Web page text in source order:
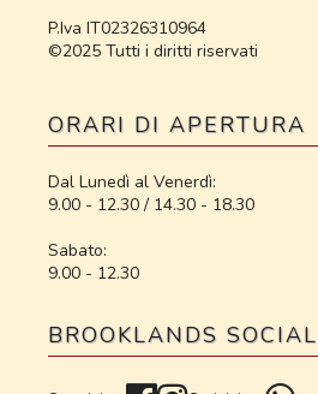
P.Iva IT02326310964
©2025 Tutti i diritti riservati
ORARI DI APERTURA
Dal Lunedì al Venerdì:
9.00 - 12.30 / 14.30 - 18.30
Sabato:
9.00 - 12.30
BROOKLANDS SOCIAL